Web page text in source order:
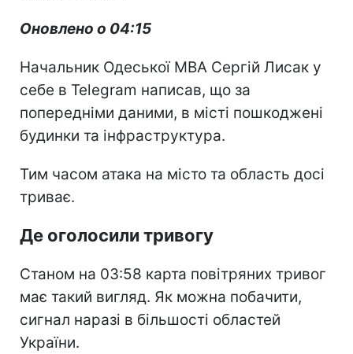
Оновлено о 04:15
Начальник Одеської МВА Сергій Лисак у
себе в Telegram написав, що за
попередніми даними, в місті пошкоджені
будинки та інфраструктура.
Тим часом атака на місто та область досі
триває.
Де оголосили тривогу
Станом на 03:58 карта повітряних тривог
має такий вигляд. Як можна побачити,
сигнал наразі в більшості областей
України.